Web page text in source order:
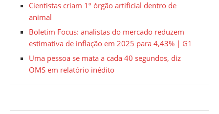
Cientistas criam 1º órgão artificial dentro de
animal
Boletim Focus: analistas do mercado reduzem
estimativa de inflação em 2025 para 4,43% | G1
Uma pessoa se mata a cada 40 segundos, diz
OMS em relatório inédito